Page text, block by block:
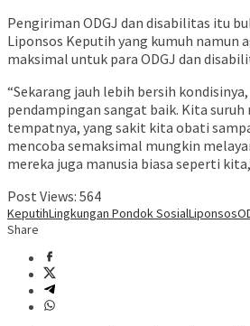
Pengiriman ODGJ dan disabilitas itu
Liponsos Keputih yang kumuh namun
maksimal untuk para ODGJ dan
“Sekarang jauh lebih bersih
pendampingan sangat baik. Kita
tempatnya, yang sakit kita obati
mencoba semaksimal mungkin
mereka juga manusia biasa seperti
Post Views: 564
KeputihLingkungan Pondok SosialLiponsos
Share